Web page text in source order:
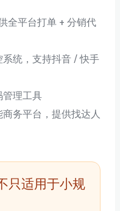
全平台打单 + 分销代
系统，支持抖音 / 快手
管理工具
商务平台，提供找达人
只适用于小规